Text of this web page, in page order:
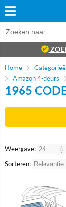
Home
Amazon 4-deurs
1965
Weergave:
Sorteren: